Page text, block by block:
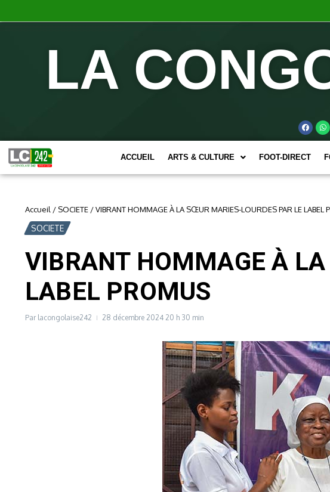
LA
ACCUEIL ARTS & CULTURE FOOT-DIRECT
Accueil / SOCIETE /VIBRANT HOMMAGE À LA SŒUR MARIES-LOURDES PAR LE LABEL
SOCIETE
VIBRANT HOMMAGE À
LABEL PROMUS
Par lacongolaise242 28 décembre 2024 20 h 30 min